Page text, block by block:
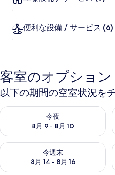
便利な設備 / サービス (6)
客室のオプション
以下の期間の空室状況を
今夜
8月 9 - 8月 10
今夜 8月 9 - 8月 10 の空室状況を
今週末
8月 14 - 8月 16
今週末 8月 14 - 8月 16 の空室状況